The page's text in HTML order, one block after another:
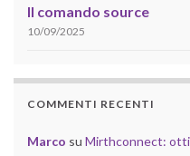
Il comando source
10/09/2025
COMMENTI RECENTI
Marco su Mirthconnect: